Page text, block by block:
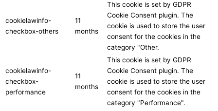
cookielawinfo-
checkbox-others
11
months
This cookie is set by GDPR
Cookie Consent plugin. The
cookie is used to store the user
consent for the cookies in the
category "Other.
cookielawinfo-
checkbox-
performance
11
months
This cookie is set by GDPR
Cookie Consent plugin. The
cookie is used to store the user
consent for the cookies in the
category "Performance".